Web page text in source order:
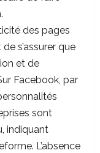
des pages
s’assurer que
et de
Facebook, par
sont
indiquant
L’absence